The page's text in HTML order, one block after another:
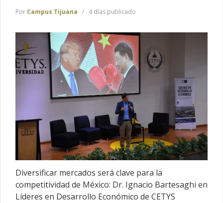
Por Campus Tijuana 4 días publicado
Diversificar mercados será clave para la
competitividad de México: Dr. Ignacio Bartesaghi en
Líderes en Desarrollo Económico de CETYS